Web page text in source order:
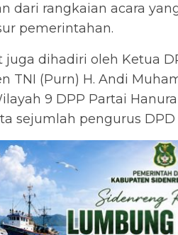
dari rangkaian acara
pemerintahan.
juga dihadiri oleh Ketua
TNI (Purn) H. Andi
9 DPP Partai
sejumlah pengurus